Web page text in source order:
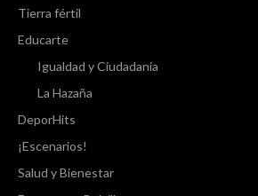
Tierra fértil
Educarte
Igualdad y Ciudadanía
La Hazaña
DeporHits
¡Escenarios!
Salud y Bienestar